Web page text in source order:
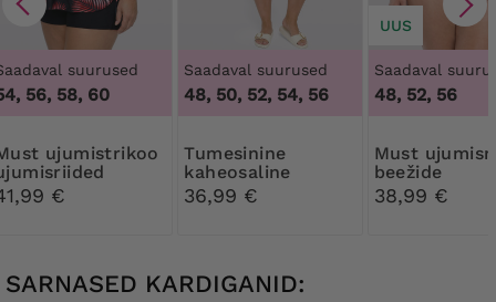
suurused
56, 58, 60
€
Saadaval suurused
48, 50, 52, 54, 56
Tumesinine
kaheosaline
mustriga ülikond
36,99 €
UUS
Saadaval
48, 52, 56
Must ujumisriided
beežide
mustritega
38,99 €
SARNASED KARDIGANID: